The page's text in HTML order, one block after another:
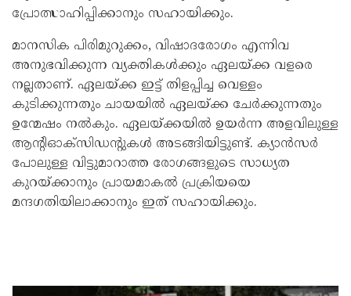
പ്രോത്സാഹിപ്പിക്കാനും സഹായിക്കും.
മാനസിക പിരിമുറുക്കം, വിഷാദരോഗം എന്നിവ
അനുഭവിക്കുന്ന വ്യക്തികൾക്കും ഏലയ്ക്ക വളരെ
നല്ലതാണ്. ഏലയ്ക്ക ഇട്ട് തിളപ്പിച്ച വെള്ളം
കുടിക്കുന്നതും ചായയിൽ ഏലയ്ക്ക ചേർക്കുന്നതും
ഉന്മേഷം നൽകും. ഏലയ്ക്കയിൽ ഉയർന്ന അളവിലുള്ള
ആന്റിഓക്‌സിഡന്റുകൾ അടങ്ങിയിട്ടുണ്ട്. ക്യാൻസർ
പോലുള്ള വിട്ടുമാറാത്ത രോഗങ്ങളുടെ സാധ്യത
കുറയ്ക്കാനും പ്രായമാകൽ പ്രക്രിയയെ
മന്ദഗതിയിലാക്കാനും ഇത് സഹായിക്കും.